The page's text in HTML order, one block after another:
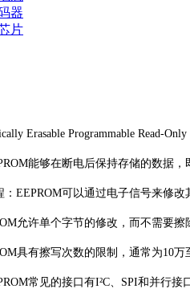
器
片
Erasable Programmable Read-
能够在断电后保持存储的数据
：EEPROM可以通过电子信号来修
允许单个字节的修改，而不需要
具有擦写次数的限制，通常为10万
常见的接口有I²C、SPI和并行